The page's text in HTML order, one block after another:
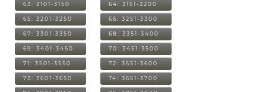
63: 3101-3150 64: 3151-3200
65: 3201-3250 66: 3251-3300
67: 3301-3350 68: 3351-3400
69: 3401-3450 70: 3451-3500
71: 3501-3550 72: 3551-3600
73: 3601-3650 74: 3651-3700